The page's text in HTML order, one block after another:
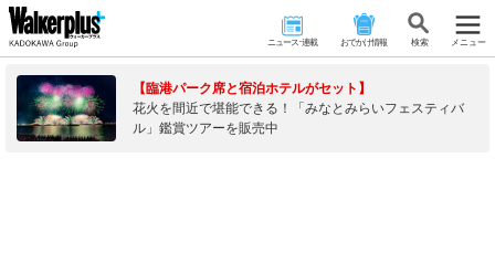
ニュース･連載 おでかけ情報 検 索 メニュー
【臨港パーク席と宿泊ホテルがセット】
花火を間近で堪能できる！「みなとみらいフェスティバ
ル」鑑賞ツアーを販売中